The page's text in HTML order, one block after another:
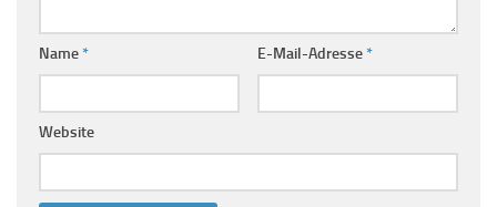
Name* E-Mail-Adresse*
Website